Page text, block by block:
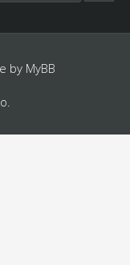
by MyBB
.